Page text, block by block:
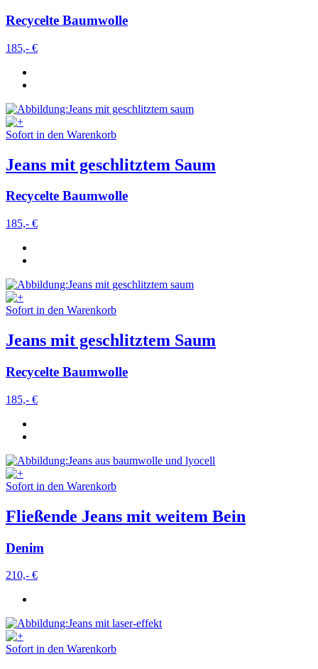
Recycelte Baumwolle
185,- €
Sofort in den Warenkorb
Jeans mit geschlitztem Saum
Recycelte Baumwolle
185,- €
Sofort in den Warenkorb
Jeans mit geschlitztem Saum
Recycelte Baumwolle
185,- €
Sofort in den Warenkorb
Fließende Jeans mit weitem Bein
Denim
210,- €
Sofort in den Warenkorb